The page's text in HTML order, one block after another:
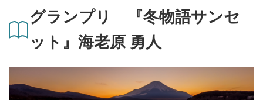
グランプリ 『冬物語サンセ
ット』海老原 勇人